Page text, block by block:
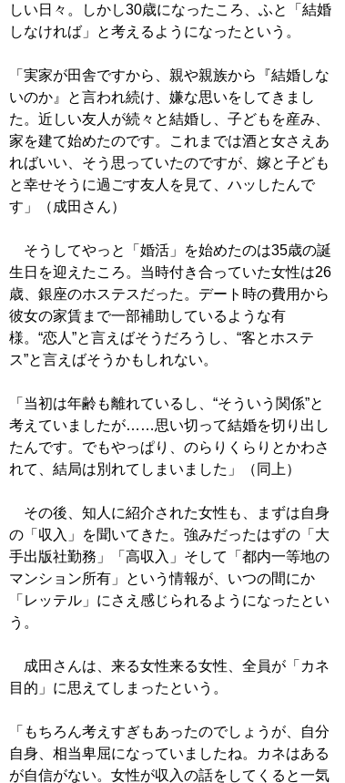
しい日々。しかし30歳になったころ、ふと「結婚
しなければ」と考えるようになったという。
「実家が田舎ですから、親や親族から『結婚しな
いのか』と言われ続け、嫌な思いをしてきまし
た。近しい友人が続々と結婚し、子どもを産み、
家を建て始めたのです。これまでは酒と女さえあ
ればいい、そう思っていたのですが、嫁と子ども
と幸せそうに過ごす友人を見て、ハッしたんで
す」（成田さん）
そうしてやっと「婚活」を始めたのは35歳の誕
生日を迎えたころ。当時付き合っていた女性は26
歳、銀座のホステスだった。デート時の費用から
彼女の家賃まで一部補助しているような有
様。“恋人”と言えばそうだろうし、“客とホステ
ス”と言えばそうかもしれない。
「当初は年齢も離れているし、“そういう関係”と
考えていましたが……思い切って結婚を切り出し
たんです。でもやっぱり、のらりくらりとかわさ
れて、結局は別れてしまいました」（同上）
その後、知人に紹介された女性も、まずは自身
の「収入」を聞いてきた。強みだったはずの「大
手出版社勤務」「高収入」そして「都内一等地の
マンション所有」という情報が、いつの間にか
「レッテル」にさえ感じられるようになったとい
う。
成田さんは、来る女性来る女性、全員が「カネ
目的」に思えてしまったという。
「もちろん考えすぎもあったのでしょうが、自分
自身、相当卑屈になっていましたね。カネはある
が自信がない。女性が収入の話をしてくると一気